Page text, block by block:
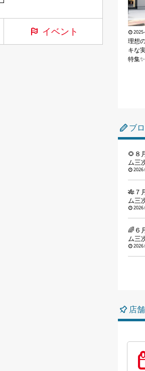
イベント
理想
キな
特集
ブ
🌻８
ム三
🎋７
ム三
🌈６
ム三
店